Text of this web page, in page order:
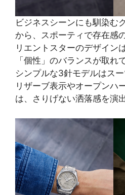
ビジネスシーンにも馴染む
から、スポーティで存在感
リエントスターのデザイン
「個性」のバランスが取れ
シンプルな3針モデルはス
リザーブ表示やオープンハ
は、さりげない洒落感を演